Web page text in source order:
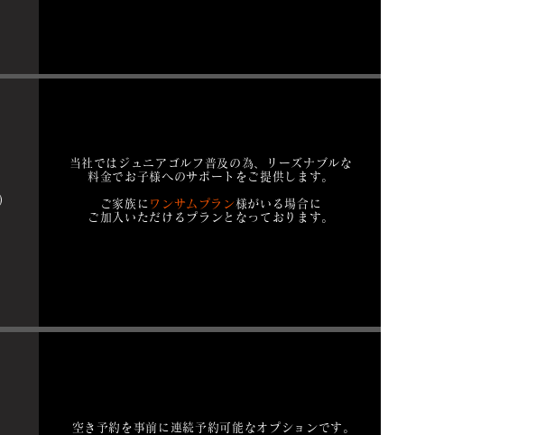
当社ではジュニアゴルフ普及の為、
リーズナブルな
料金でお子様へのサポートをご提供します。
ご家族に ワンサムプラン様がいる場合に
ご加入いただけるプランとなっております。
空き予約を事前に連続予約可能なオプションです。